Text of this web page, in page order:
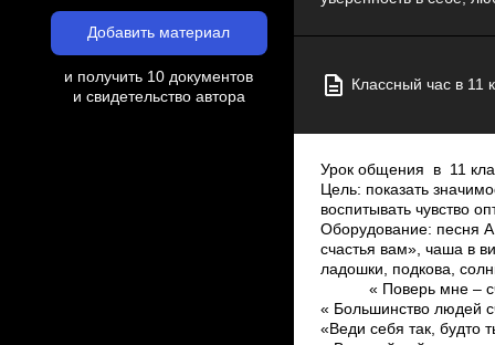
Добавить материал
и получить 10 документов
и свидетельство автора
Классный час в 11
Урок общения в 11 классе на тему: «Хочешь быть счастливым ­ будь им» Цель: показать значимость проблемы счастья для всей последующей жизни; воспитывать чувство оптимизма, любви к жизни, уверенности в себе, развивать творческие способности. Оборудование: песня А. Пугачёвой «А знаешь?», слова песни «Мы желаем счастья вам», чаша в виде большого бокала, поднос со стаканчиками, ладошки, подкова, солнце с лучиками, на которых надписи о счастье, карточки с правилами счастливого человека. « Поверь мне – счастье только там, где любят нас». М.Ю. Лермонтов « Большинство людей счастливы настолько, насколько они решили быть счастливыми». А. Линкольн «Веди себя так, будто ты уже счастлив, и ты действительно станешь счастливее». Д. Карнеги « Величайший источник счастья в том, чтобы забыть самого себя и честно попытаться служить другим». Миллисент Фенвик «Хочешь быть счастливым, научись сперва страдать». И.С.Тургенев « Счастье – это не жизнь без забот и печалей, счастье – это состояние души». Л.Н.Толстой « Счастливым человеком нельзя быть по случаю – выиграть, как в рулетку,­ счастливым человеком нужно уметь быть». А.С.Макаренко « Не гоняйся за счастьем: оно всегда находится в тебе самом». Пифагор (звучит композиция А. Пугачевой «А знаешь?», учащиеся проходят в зал, занимают свои места, стулья поставлены в виде подковы) Ход мероприятия I. Вступление ­ Счастье ржавое, тяжёлое И держу в руках подкову я Как всё просто получается, Что хочу то и сбывается. Может быть в подкове счастье? Но, а как же чувства страсти, Доброта, любовь, удача? Ведь не может быть иначе. Нам от счастья много надо? Лишь был любимый рядом? На работе всё в порядке? И проверены тетрадки? 1Нет, не знаю в чём секрет. Есть вопрос, ответа нет! На протяжении всего жизненного пути людей волнует вопрос, что такое счастье, какое оно, как его найти и не потерять? Философы, поэты, педагоги говоря о счастье пытались выразить свою мысль о счастливом человеке. (Учитель зачитывает разные высказывания) ­ Тема счастья была актуальной много лет назад и в современном мире. Поэтому наш с вами разговор сегодня будет о счастье. «Хочешь быть счастливым – будь им». ­ Что такое счастье? 1. Что же такое счастье? Одни говорят: ­ Это страсти: Карты, вино, увлеченье – Все острые ощущенья. 2. Другие верят, что счастье – В окладе большом и власти, В глазах секретарш пленённых И трепете подчинённых. 3. Третьи считают, что счастье – Это большое участье: Забота, тепло, внимание И общность переживания. 4. По мненью четвёртых, это С милой сидеть до рассвета, Однажды в любви признаться И больше не расставаться. 5. Ещё есть такое мнение, Что счастье – это горение: Поиск, мечта, работа И дерзкие крылья взлёта! 6. А счастье, по­моему, просто Бывает разного роста: От кочки и до Казбека, В зависимости от человека! 2Э. Асадов. II. Основная часть. ­ Как вы понимаете строки стихотворения, что счастье бывает «просто разного роста»? ­Оно действительно бывает «разного роста» в зависимости от человека. Потому, что кто­то бывает счастлив, когда реализует свои личные цели, а другой человек